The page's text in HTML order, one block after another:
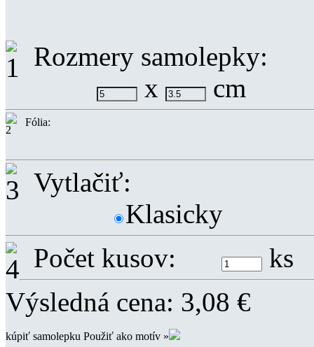
Rozmery samolepky:
x
cm
Fólia:
Vytlačiť:
Klasicky
Počet kusov:
ks
Výsledná cena: 3,08 €
kúpiť samolepku Použiť ako motív »